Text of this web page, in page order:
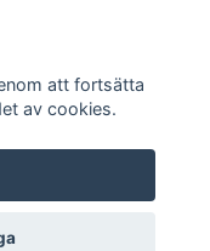
att fortsätta
av cookies.